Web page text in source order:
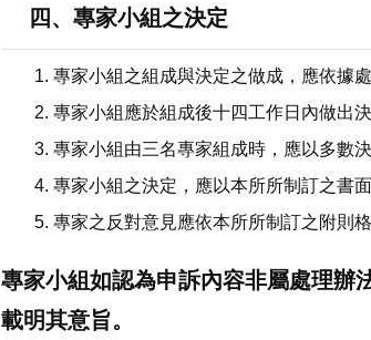
四、專家小組之決定
1. 專家小組之組成與決定之做成，應依據
2. 專家小組應於組成後十四工作日內做出
3. 專家小組由三名專家組成時，應以多數決
4. 專家小組之決定，應以本所所制訂之書
5. 專家之反對意見應依本所所制訂之附則
專家小組如認為申訴內容非屬處理辦
載明其意旨。